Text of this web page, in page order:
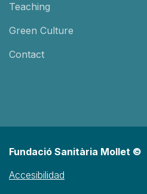
Teaching
Green Culture
Contact
Fundació Sanitària Mollet ©
Accesibilidad